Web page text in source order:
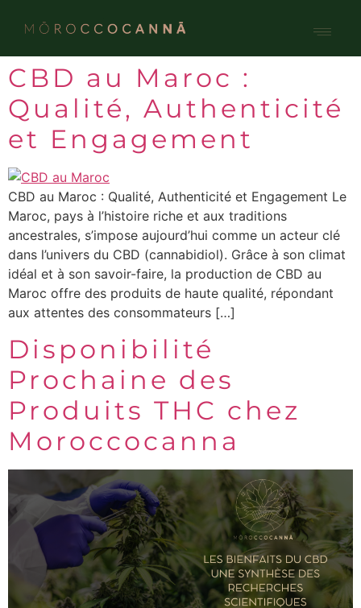
CBD au Maroc :
Qualité, Authenticité
et Engagement
CBD au Maroc : Qualité, Authenticité et Engagement Le
Maroc, pays à l’histoire riche et aux traditions
ancestrales, s’impose aujourd’hui comme un acteur clé
dans l’univers du CBD (cannabidiol). Grâce à son climat
idéal et à son savoir-faire, la production de CBD au
Maroc offre des produits de haute qualité, répondant
aux attentes des consommateurs […]
Disponibilité
Prochaine des
Produits THC chez
Moroccocanna